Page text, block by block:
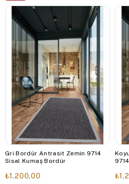
Gri Bordür Antrasit Zemin 9714
Sisal Kumaş Bordür
₺1.200,00